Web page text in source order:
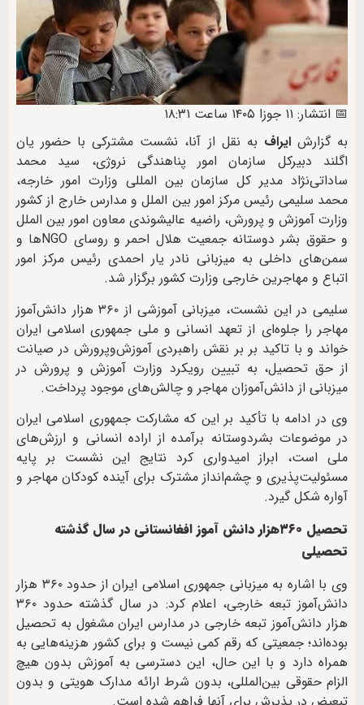
📅 انتشار: ۱۱ جوزا ۱۴۰۵ ساعت ۱۸:۳۱
به گزارشایراف به نقل از آنا، نشست مشترکی با حضور یان
اگلند دبیرکل سازمان امور پناهندگی نروژی، سید محمد
ساداتی‌نژاد مدیر کل سازمان بین المللی وزارت امور خارجه،
محمد سلیمی رئیس مرکز امور بین الملل و مدارس خارج از کشور
وزارت آموزش و پرورش، راضیه عالیشوندی معاون امور بین الملل
و حقوق بشر دوستانه جمعیت هلال احمر و روسای NGOها و
سمن‌های داخلی به میزبانی نادر یار احمدی رئیس مرکز امور
اتباع و مهاجرین خارجی وزارت کشور برگزار شد.
سلیمی در این نشست، میزبانی آموزشی از ۳۶۰ هزار دانش‌آموز
مهاجر را جلوه‌ای از تعهد انسانی و ملی جمهوری اسلامی ایران
خواند و با تاکید بر بر نقش راهبردی آموزش‌وپرورش در صیانت
از حق تحصیل، به تبیین رویکرد وزارت آموزش و پرورش در
میزبانی از دانش‌آموزان مهاجر و چالش‌های موجود پرداخت.
وی در ادامه با تأکید بر این که مشارکت جمهوری اسلامی ایران
در موضوعات بشردوستانه برآمده از اراده انسانی و ارزش‌های
ملی است، ابراز امیدواری کرد نتایج این نشست بر پایه
مسئولیت‌پذیری و چشم‌انداز مشترک برای آینده کودکان مهاجر و
آواره شکل گیرد.
تحصیل ۳۶۰هزار دانش آموز افغانستانی در سال گذشته
تحصیلی
وی با اشاره به میزبانی جمهوری اسلامی ایران از حدود ۳۶۰ هزار
دانش‌آموز تبعه خارجی، اعلام کرد: در سال گذشته حدود ۳۶۰
هزار دانش‌آموز تبعه خارجی در مدارس ایران مشغول به تحصیل
بوده‌اند؛ جمعیتی که رقم کمی نیست و برای کشور هزینه‌هایی به
همراه دارد و با این حال، این دسترسی به آموزش بدون هیچ
الزام حقوقی بین‌المللی، بدون شرط ارائه مدارک هویتی و بدون